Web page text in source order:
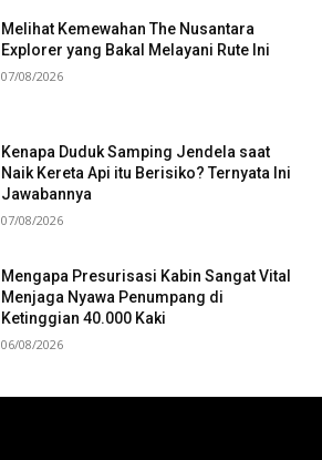
Melihat Kemewahan The Nusantara
Explorer yang Bakal Melayani Rute Ini
07/08/2026
Kenapa Duduk Samping Jendela saat
Naik Kereta Api itu Berisiko? Ternyata Ini
Jawabannya
07/08/2026
Mengapa Presurisasi Kabin Sangat Vital
Menjaga Nyawa Penumpang di
Ketinggian 40.000 Kaki
06/08/2026